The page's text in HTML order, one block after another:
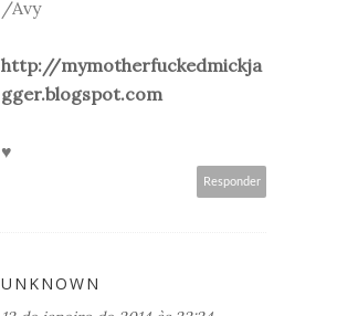
/Avy
http://mymotherfuckedmickja
gger.blogspot.com
♥
Responder
UNKNOWN